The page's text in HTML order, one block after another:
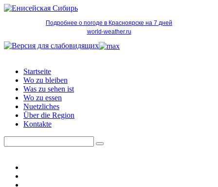
Подробнее о погоде в Красноярске на 7 дней
world-weather.ru
Startseite
Wo zu bleiben
Was zu sehen ist
Wo zu essen
Nuetzliches
Über die Region
Kontakte